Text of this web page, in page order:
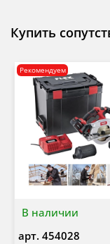
Купить
В наличии
Рекомендуем
арт. 454028